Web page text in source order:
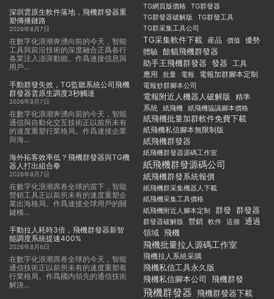
深圳雲原生軟件落地，飛機群發器重
塑傳播鏈路
2026年8月7日
在數字化浪潮奔湧向前的今天，智能
工具與前沿技術的深度融合正爲各行
各業注入澎湃動能。作爲連接信息與
用戶...
手動群發失效，TG監聽系統公司飛機
群發器雲原生調度3秒觸達
2026年8月7日
在數字化浪潮奔湧向前的今天，智能
通信與自動化交互技術正以前所未有
的速度重塑行業格局。作爲連接企業
與海...
海外拓客效率低？飛機群發器與TG機
器人打出組合拳
2026年8月7日
在數字化浪潮席卷全球的當下，智能
營銷工具正以前所未有的速度重塑企
業出海格局。作爲連接全球用戶的關
鍵橋...
手動拉人耗時3倍，飛機群發器新智
能調度系統提速400%
2026年8月6日
在數字化浪潮席卷全球的今天，智能
通信技術正以前所未有的速度重塑着
行業格局。作爲國内領先的通信技術
解決...
TG網頁版價格
TG群發器
TG群發器破解版
TG群發工具
TG群采集工具公司
TG采集軟件下載 産品 價值 優勢
體驗 餘貓飛機群發器
助手王飛機群發器 發器 工具
應用
批量 電報 電報加群腳本定制
電報炒群腳本公司
電報附近人機器人破解版 精準
系統 紙飛機 紙飛機協議腳本價格
紙飛機批量加群軟件免費下載
紙飛機私信腳本無限制版
紙飛機群發器
紙飛機群發器源碼工作室
紙飛機群發源碼公司
紙飛機群發系統報價
紙飛機群采集機器人下載
紙飛機采集工具價格
紙飛機附近人腳本定制
群發 群發器
群發器破解版 營銷 軟件 這個
通過
領域 飛機
飛機批量拉人源碼工作室
飛機拉人系統采購
飛機私信工具永久版
飛機私信腳本公司
飛機群發
飛機群發器 飛機群發器下載